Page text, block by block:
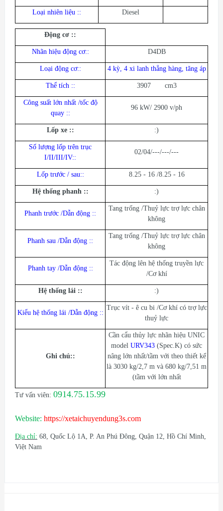
Loại nhiên liệu :: Diesel
Động cơ ::
Nhãn hiệu động cơ:: D4DB
Loại động cơ:: 4 kỳ, 4 xi lanh thẳng hàng, tăng áp
Thể tích :: 3907 cm3
Công suất lớn nhất /tốc độ
quay ::
96 kW/ 2900 v/ph
Lốp xe :: :)
Số lượng lốp trên trục
I/II/III/IV::
02/04/---/---/---
Lốp trước / sau:: 8.25 - 16 /8.25 - 16
Hệ thống phanh :: :)
Phanh trước /Dẫn động ::
Tang trống /Thuỷ lực trợ lực chân
không
Phanh sau /Dẫn động ::
Tang trống /Thuỷ lực trợ lực chân
không
Phanh tay /Dẫn động ::
Tác động lên hệ thống truyền lực
/Cơ khí
Hệ thống lái :: :)
Kiểu hệ thống lái /Dẫn động ::
Trục vít - ê cu bi /Cơ khí có trợ lực
thuỷ lực
Ghi chú::
Cần cẩu thủy lực nhãn hiệu UNIC
model URV343 (Spec.K) có sức
nâng lớn nhất/tầm với theo thiết kế
là 3030 kg/2,7 m và 680 kg/7,51 m
(tầm với lớn nhất
Tư vấn viên: 0914.75.15.99
Website: https://xetaichuyendung3s.com
Địa chỉ: 68, Quốc Lộ 1A, P. An Phú Đông, Quận 12, Hồ Chí Minh,
Việt Nam